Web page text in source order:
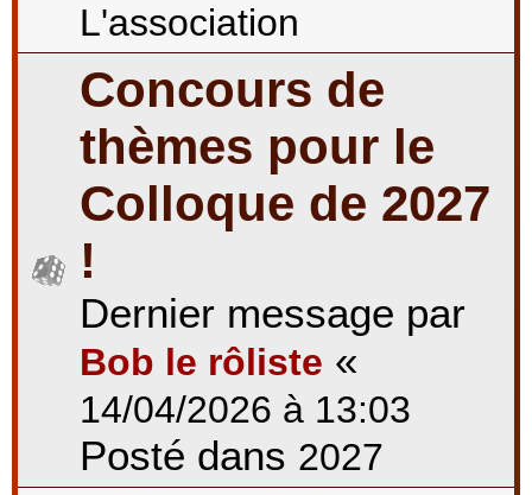
L'association
Concours de
thèmes pour le
Colloque de 2027
!
Dernier message par
Bob le rôliste «
14/04/2026 à 13:03
Posté dans 2027